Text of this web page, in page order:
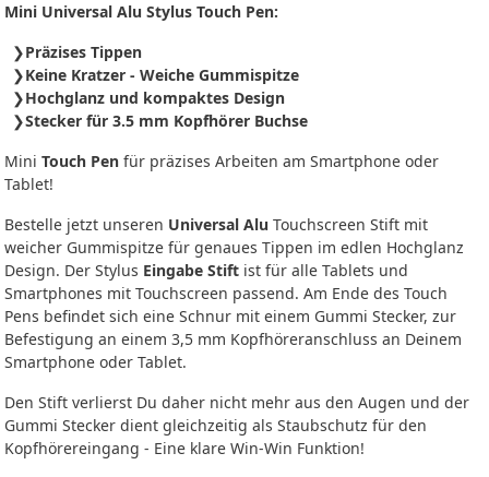
Mini Universal Alu Stylus Touch Pen:
Präzises Tippen
Keine Kratzer - Weiche Gummispitze
Hochglanz und kompaktes Design
Stecker für 3.5 mm Kopfhörer Buchse
Mini Touch Pen für präzises Arbeiten am Smartphone oder
Tablet!
Bestelle jetzt unseren Universal Alu Touchscreen Stift mit
weicher Gummispitze für genaues Tippen im edlen Hochglanz
Design. Der Stylus Eingabe Stift ist für alle Tablets und
Smartphones mit Touchscreen passend. Am Ende des Touch
Pens befindet sich eine Schnur mit einem Gummi Stecker, zur
Befestigung an einem 3,5 mm Kopfhöreranschluss an Deinem
Smartphone oder Tablet.
Den Stift verlierst Du daher nicht mehr aus den Augen und der
Gummi Stecker dient gleichzeitig als Staubschutz für den
Kopfhörereingang - Eine klare Win-Win Funktion!